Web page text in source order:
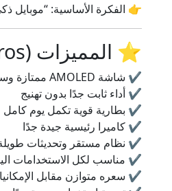
👉 الفكرة الأساسية: “موبايل
⭐ المميزات (Pros)
✔️ شاشة AMOLED ممتازة وسلسة
✔️ أداء ثابت جدًا بدون تهنيج
✔️ بطارية قوية تكمل يوم كامل
✔️ كاميرا رئيسية جيدة جدًا
✔️ نظام مستقر وتحديثات
✔️ مناسب لكل الاستخدامات
✔️ سعره متوازن مقابل